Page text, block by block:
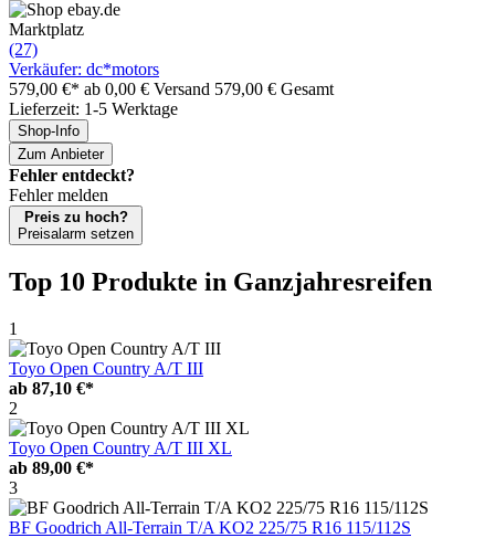
Marktplatz
(27)
Verkäufer: dc*motors
579,00 €* ab 0,00 € Versand 579,00 € Gesamt
Lieferzeit: 1-5 Werktage
Shop-Info
Zum Anbieter
Fehler entdeckt?
Fehler melden
Preis zu hoch?
Preisalarm setzen
Top 10 Produkte in Ganzjahresreifen
1
Toyo Open Country A/T III
ab 87,10 €*
2
Toyo Open Country A/T III XL
ab 89,00 €*
3
BF Goodrich All-Terrain T/A KO2 225/75 R16 115/112S